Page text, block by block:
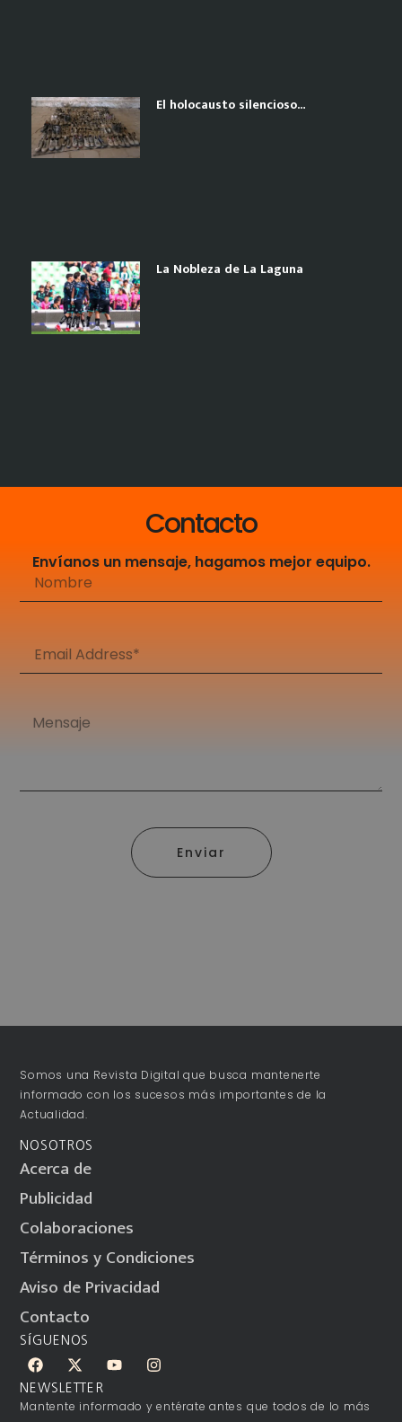
El holocausto silencioso…
La Nobleza de La Laguna
Contacto
Envíanos un mensaje, hagamos mejor equipo.
Enviar
Somos una Revista Digital que busca mantenerte
informado con los sucesos más importantes de la
Actualidad.
NOSOTROS
Acerca de
Publicidad
Colaboraciones
Términos y Condiciones
Aviso de Privacidad
Contacto
SÍGUENOS
NEWSLETTER
Mantente informado y entérate antes que todos de lo más